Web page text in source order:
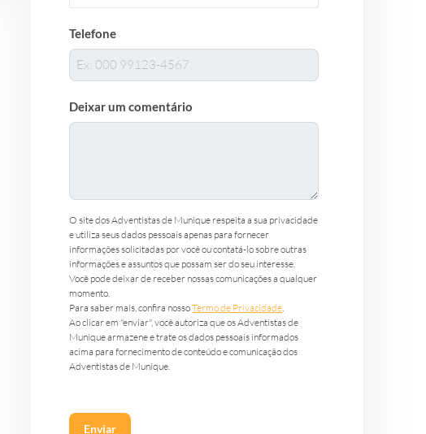
Telefone
Deixar um comentário
O site dos Adventistas de Munique respeita a sua privacidade
e utiliza seus dados pessoais apenas para fornecer
informações solicitadas por você ou contatá-lo sobre outras
informações e assuntos que possam ser do seu interesse.
Você pode deixar de receber nossas comunicações a qualquer
momento.
Para saber mais, confira nossoTermo de Privacidade.
Ao clicar em "enviar", você autoriza que os Adventistas de
Munique armazene e trate os dados pessoais informados
acima para fornecimento de conteúdo e comunicação dos
Adventistas de Munique.